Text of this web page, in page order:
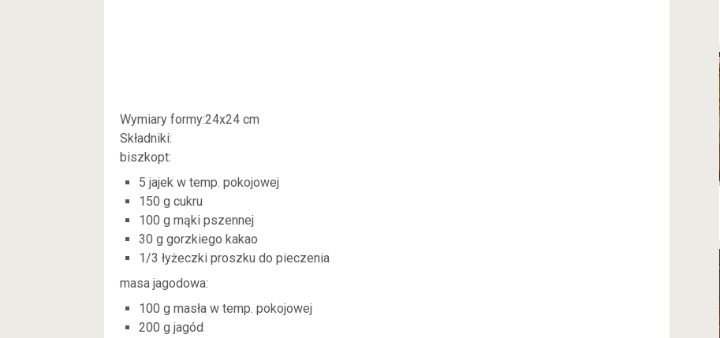
Wymiary formy:24x24 cm
Składniki:
biszkopt:
5 jajek w temp. pokojowej
150 g cukru
100 g mąki pszennej
30 g gorzkiego kakao
1/3 łyżeczki proszku do pieczenia
masa jagodowa:
100 g masła w temp. pokojowej
200 g jagód